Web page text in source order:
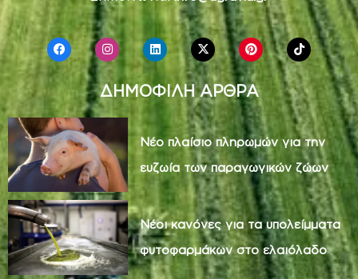
ΔΗΜΟΦΙΛΗ ΑΡΘΡΑ
Νέο πλαίσιο πληρωμών για την
ευζωία των παραγωγικών ζώων
Νέοι κανόνες για τα υπολείμματα
φυτοφαρμάκων στο ελαιόλαδο